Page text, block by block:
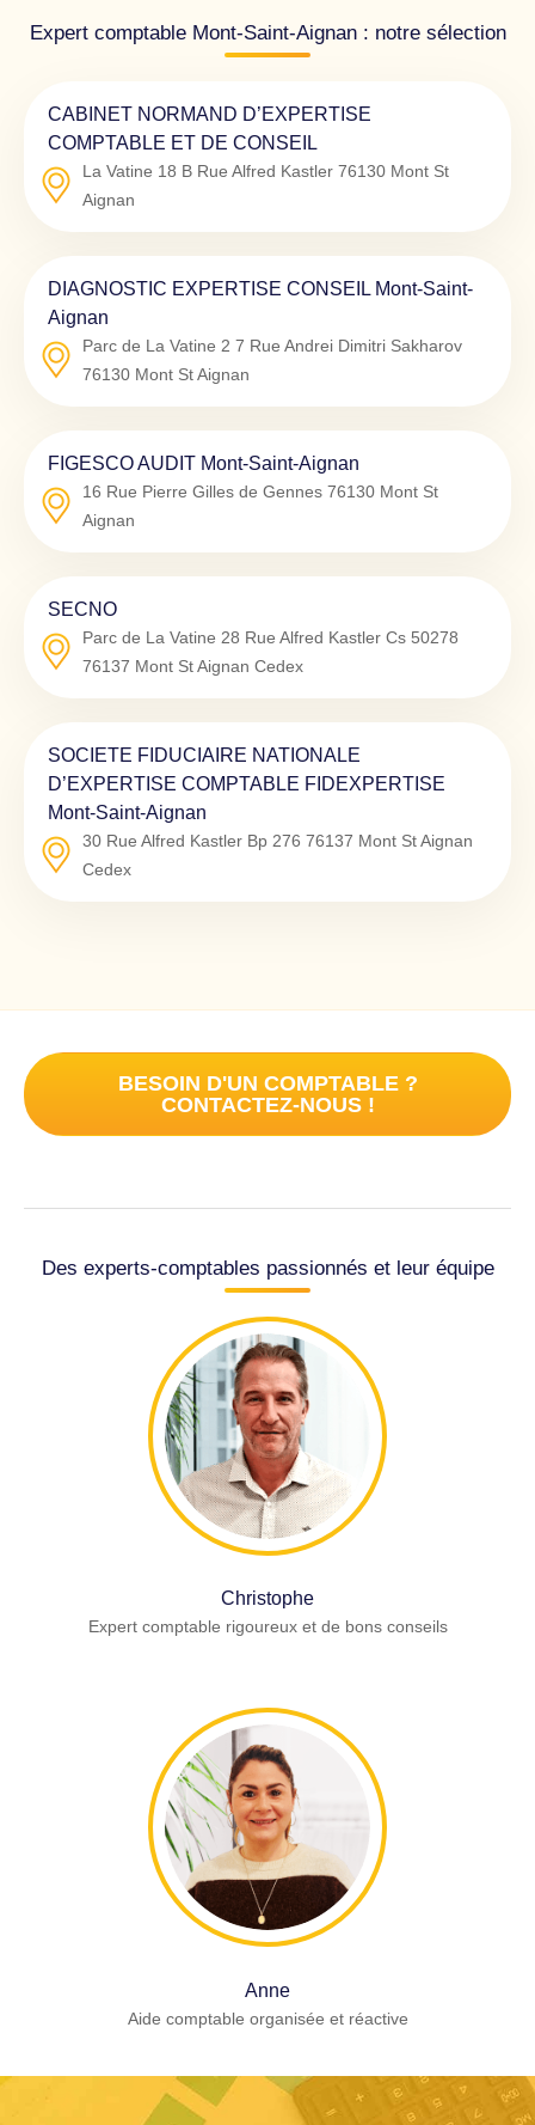
Expert comptable Mont-Saint-Aignan : notre sélection
CABINET NORMAND D’EXPERTISE
COMPTABLE ET DE CONSEIL
La Vatine 18 B Rue Alfred Kastler 76130 Mont St
Aignan
DIAGNOSTIC EXPERTISE CONSEIL Mont-Saint-
Aignan
Parc de La Vatine 2 7 Rue Andrei Dimitri Sakharov
76130 Mont St Aignan
FIGESCO AUDIT Mont-Saint-Aignan
16 Rue Pierre Gilles de Gennes 76130 Mont St
Aignan
SECNO
Parc de La Vatine 28 Rue Alfred Kastler Cs 50278
76137 Mont St Aignan Cedex
SOCIETE FIDUCIAIRE NATIONALE
D’EXPERTISE COMPTABLE FIDEXPERTISE
Mont-Saint-Aignan
30 Rue Alfred Kastler Bp 276 76137 Mont St Aignan
Cedex
BESOIN D'UN COMPTABLE ?
CONTACTEZ-NOUS !
Des experts-comptables passionnés et leur équipe
Christophe
Expert comptable rigoureux et de bons conseils
Anne
Aide comptable organisée et réactive